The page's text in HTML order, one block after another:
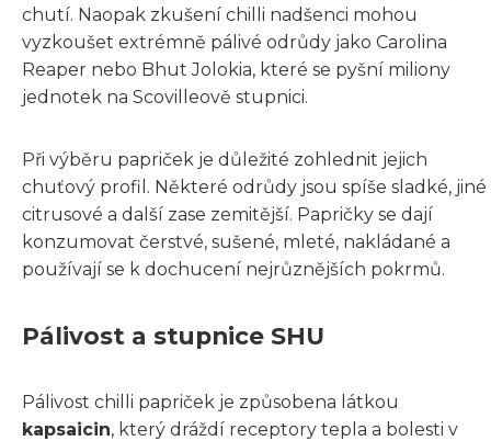
chutí. Naopak zkušení chilli nadšenci mohou
vyzkoušet extrémně pálivé odrůdy jako Carolina
Reaper nebo Bhut Jolokia, které se pyšní miliony
jednotek na Scovilleově stupnici.
Při výběru papriček je důležité zohlednit jejich
chuťový profil. Některé odrůdy jsou spíše sladké, jiné
citrusové a další zase zemitější. Papričky se dají
konzumovat čerstvé, sušené, mleté, nakládané a
používají se k dochucení nejrůznějších pokrmů.
Pálivost a stupnice SHU
Pálivost chilli papriček je způsobena látkou
kapsaicin, který dráždí receptory tepla a bolesti v